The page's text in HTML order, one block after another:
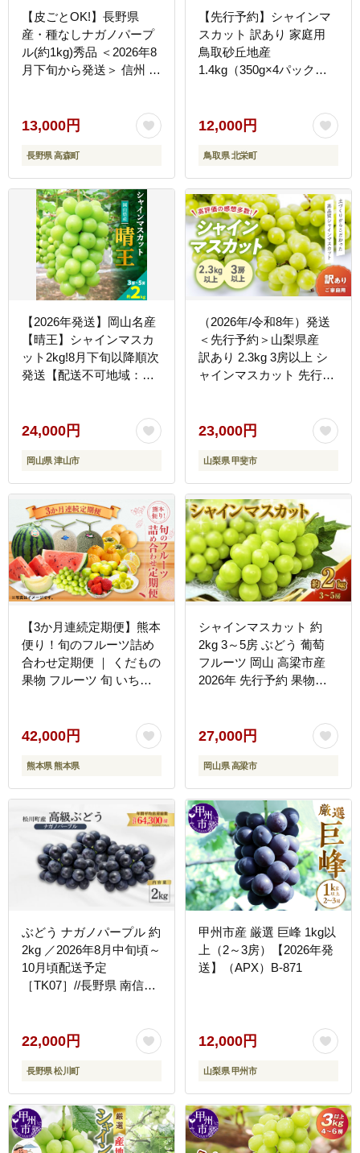
【皮ごとOK!】長野県
産・種なしナガノパープ
ル(約1kg)秀品 ＜2026年8
月下旬から発送＞ 信州 南
ぶどう パープル 山下屋荘
13,000円
長野県 高森町
【先行予約】シャインマ
スカット 訳あり 家庭用
鳥取砂丘地産
1.4kg（350g×4パック）
下旬頃に順次発送予定
12,000円
鳥取県 北栄町
【2026年発送】岡山名産
【晴王】シャインマスカ
ット2kg!8月下旬以降順次
発送【配送不可地域：離
24,000円
岡山県 津山市
（2026年/令和8年）発送
＜先行予約＞山梨県産
訳あり 2.3kg 3房以上 シ
ャインマスカット 先行予
り寄せ フルーツ 果物 く
だもの ぶどう ブドウ 葡
萄 わけあり ワケアリ 新
鮮 甘い 皮ごと 甲斐市
23,000円
山梨県 甲斐市
【3か月連続定期便】熊本
便り！旬のフルーツ詰め
合わせ定期便 ｜ くだもの
果物 フルーツ 旬 いちご
ット 梨 柿 熊本県
42,000円
熊本県 熊本県
シャインマスカット 約
2kg 3～5房 ぶどう 葡萄
フルーツ 岡山 高梁市産
2026年 先行予約 果物類
27,000円
岡山県 高梁市
ぶどう ナガノパープル 約
2kg ／2026年8月中旬頃～
10月頃配送予定
［TK07］//長野県 南信州
品種 稀少 高糖度 高品質
22,000円
長野県 松川町
甲州市産 厳選 巨峰 1kg以
上（2～3房）【2026年発
送】（APX）B-871
12,000円
山梨県 甲州市